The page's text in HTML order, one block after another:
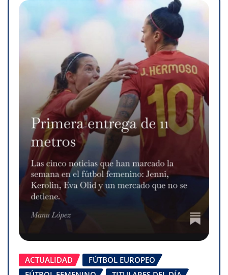
ACTUALIDAD
FÚTBOL EUROPEO